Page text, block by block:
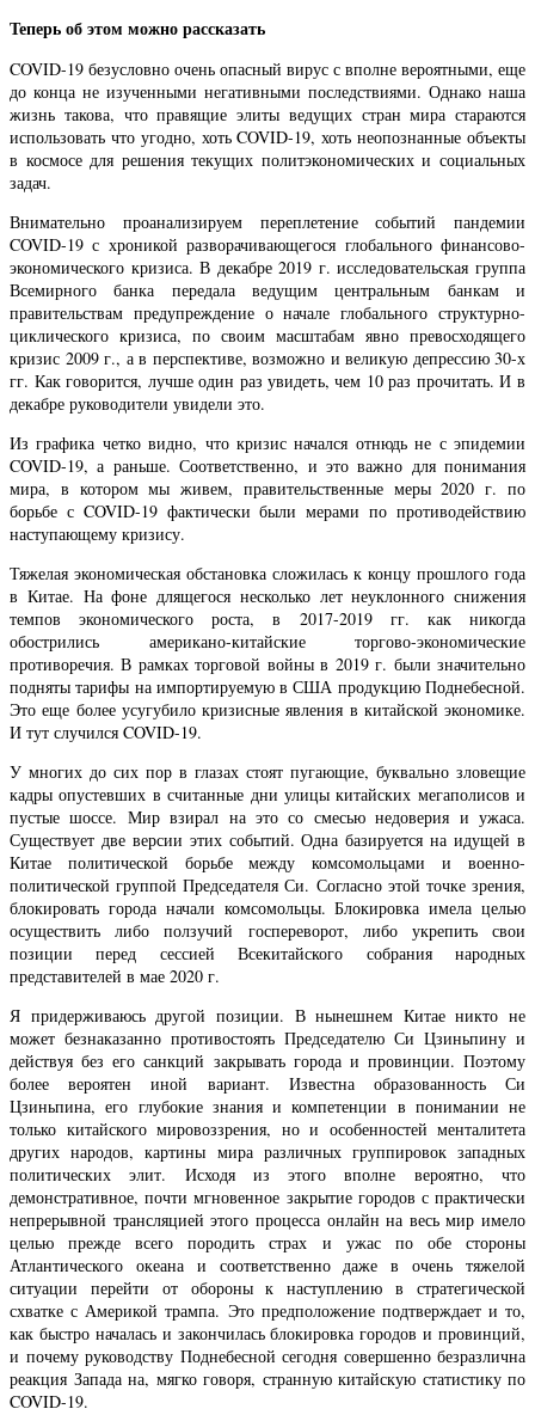
Теперь об этом можно рассказать
COVID-19 безусловно очень опасный вирус с вполне вероятными, еще
до конца не изученными негативными последствиями. Однако наша
жизнь такова, что правящие элиты ведущих стран мира стараются
использовать что угодно, хоть COVID-19, хоть неопознанные объекты
в космосе для решения текущих политэкономических и социальных
задач.
Внимательно проанализируем переплетение событий пандемии
COVID-19 с хроникой разворачивающегося глобального финансово-
экономического кризиса. В декабре 2019 г. исследовательская группа
Всемирного банка передала ведущим центральным банкам и
правительствам предупреждение о начале глобального структурно-
циклического кризиса, по своим масштабам явно превосходящего
кризис 2009 г., а в перспективе, возможно и великую депрессию 30-х
гг. Как говорится, лучше один раз увидеть, чем 10 раз прочитать. И в
декабре руководители увидели это.
Из графика четко видно, что кризис начался отнюдь не с эпидемии
COVID-19, а раньше. Соответственно, и это важно для понимания
мира, в котором мы живем, правительственные меры 2020 г. по
борьбе с COVID-19 фактически были мерами по противодействию
наступающему кризису.
Тяжелая экономическая обстановка сложилась к концу прошлого года
в Китае. На фоне длящегося несколько лет неуклонного снижения
темпов экономического роста, в 2017-2019 гг. как никогда
обострились американо-китайские торгово-экономические
противоречия. В рамках торговой войны в 2019 г. были значительно
подняты тарифы на импортируемую в США продукцию Поднебесной.
Это еще более усугубило кризисные явления в китайской экономике.
И тут случился COVID-19.
У многих до сих пор в глазах стоят пугающие, буквально зловещие
кадры опустевших в считанные дни улицы китайских мегаполисов и
пустые шоссе. Мир взирал на это со смесью недоверия и ужаса.
Существует две версии этих событий. Одна базируется на идущей в
Китае политической борьбе между комсомольцами и военно-
политической группой Председателя Си. Согласно этой точке зрения,
блокировать города начали комсомольцы. Блокировка имела целью
осуществить либо ползучий госпереворот, либо укрепить свои
позиции перед сессией Всекитайского собрания народных
представителей в мае 2020 г.
Я придерживаюсь другой позиции. В нынешнем Китае никто не
может безнаказанно противостоять Председателю Си Цзиньпину и
действуя без его санкций закрывать города и провинции. Поэтому
более вероятен иной вариант. Известна образованность Си
Цзиньпина, его глубокие знания и компетенции в понимании не
только китайского мировоззрения, но и особенностей менталитета
других народов, картины мира различных группировок западных
политических элит. Исходя из этого вполне вероятно, что
демонстративное, почти мгновенное закрытие городов с практически
непрерывной трансляцией этого процесса онлайн на весь мир имело
целью прежде всего породить страх и ужас по обе стороны
Атлантического океана и соответственно даже в очень тяжелой
ситуации перейти от обороны к наступлению в стратегической
схватке с Америкой трампа. Это предположение подтверждает и то,
как быстро началась и закончилась блокировка городов и провинций,
и почему руководству Поднебесной сегодня совершенно безразлична
реакция Запада на, мягко говоря, странную китайскую статистику по
COVID-19.